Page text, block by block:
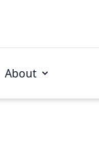
About